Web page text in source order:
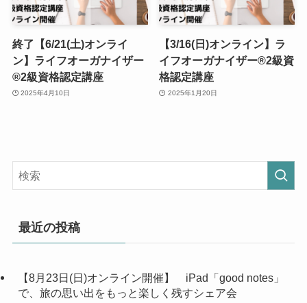
終了【6/21(土)オンライ
ン】ライフオーガナイザー
®︎2級資格認定講座
2025年4月10日
【3/16(日)オンライン】ラ
イフオーガナイザー®︎2級資
格認定講座
2025年1月20日
最近の投稿
【8月23日(日)オンライン開催】 iPad「good notes」
で、旅の思い出をもっと楽しく残すシェア会